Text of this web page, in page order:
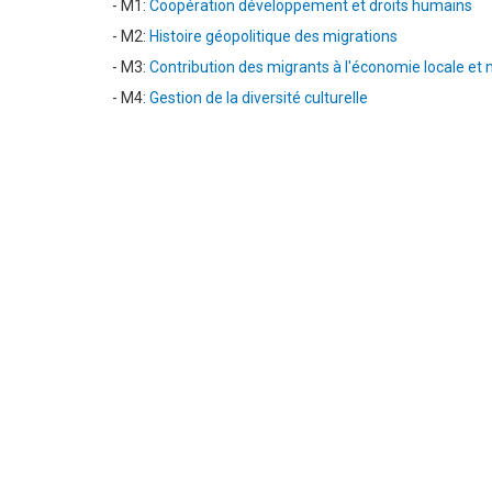
- M1: Coopération développement et droits humains
- M2: Histoire géopolitique des migrations
- M3: Contribution des migrants à l'économie locale et
- M4: Gestion de la diversité culturelle